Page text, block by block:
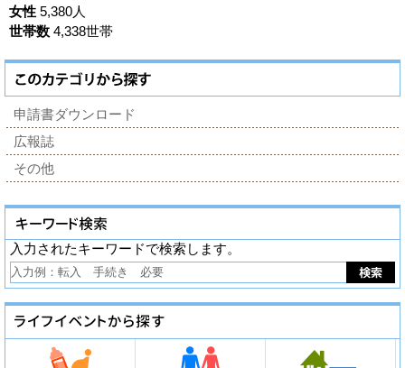
女性 5,380人
世帯数 4,338世帯
申請書ダウンロード
広報誌
その他
入力されたキーワードで検索します。